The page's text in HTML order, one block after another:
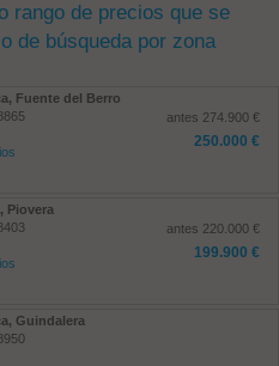
rango de precios que se
de búsqueda por zona
Fuente del Berro
antes 274.900 €
250.000 €
Piovera
antes 220.000 €
199.900 €
Guindalera